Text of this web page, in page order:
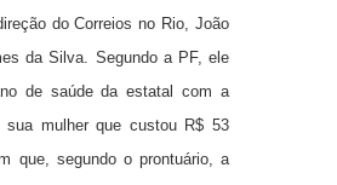
do Correios no Rio, João
da Silva. Segundo a PF, ele
de saúde da estatal com a
sua mulher que custou R$ 53
que, segundo o prontuário, a